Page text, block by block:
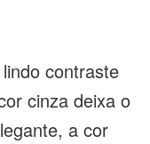
contraste
cinza deixa o
a cor